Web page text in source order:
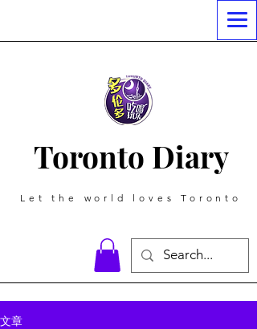
Toronto Diary
Let the world loves Toronto
文章